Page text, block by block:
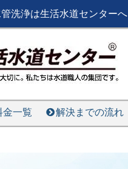
洗浄は生活水道センターへ
金一覧 解決までの流れ